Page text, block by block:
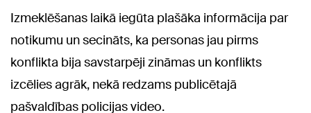
Izmeklēšanas laikā iegūta plašāka informācija par
notikumu un secināts, ka personas jau pirms
konflikta bija savstarpēji zināmas un konflikts
izcēlies agrāk, nekā redzams publicētajā
pašvaldības policijas video.